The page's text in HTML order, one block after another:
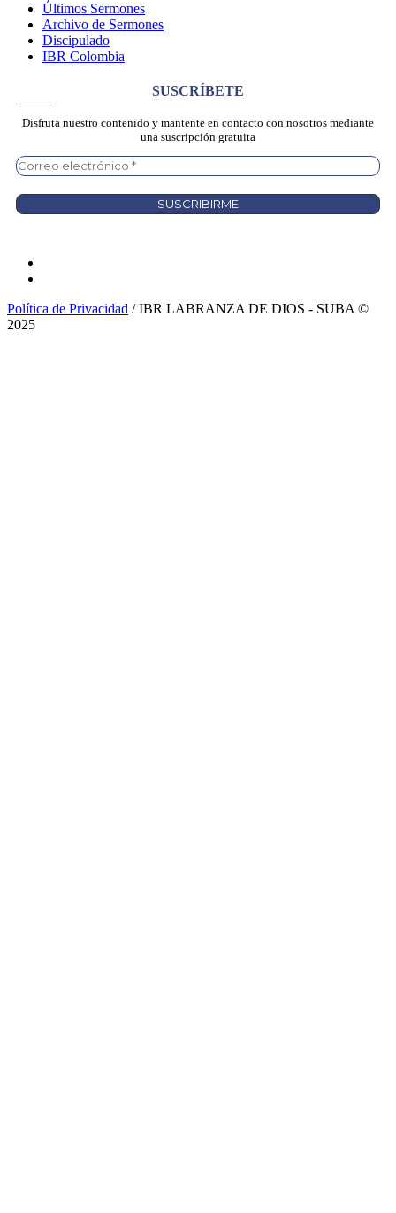
Últimos Sermones
Archivo de Sermones
Discipulado
IBR Colombia
SUSCRÍBETE
Disfruta nuestro contenido y mantente en contacto con nosotros mediante
una suscripción gratuita
Política de Privacidad / IBR LABRANZA DE DIOS - SUBA ©
2025